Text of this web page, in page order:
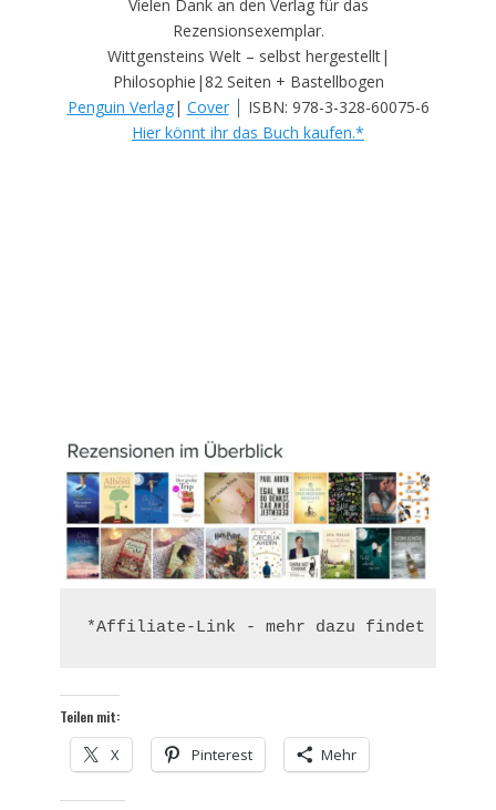
Vielen Dank an den Verlag für das
Rezensionsexemplar.
Wittgensteins Welt – selbst hergestellt|
Philosophie|82 Seiten + Bastellbogen
Penguin Verlag| Cover | ISBN: 978-3-328-60075-6
Hier könnt ihr das Buch kaufen.*
*Affiliate-Link - mehr dazu findet ihr
Teilen mit:
X Pinterest Mehr